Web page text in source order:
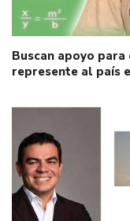
Buscan apoyo
represente al país